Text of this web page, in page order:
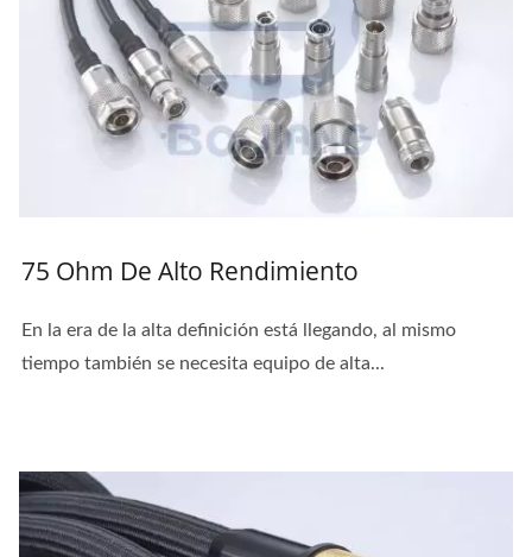
75 Ohm De Alto Rendimiento
En la era de la alta definición está llegando, al mismo
tiempo también se necesita equipo de alta...